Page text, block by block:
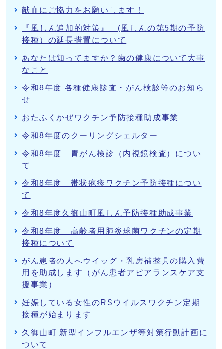
献血にご協力をお願いします！
『風しん追加的対策』 (風しんの第5期の予防
接種）の延長措置について
あなたは知ってますか？歯の健康について大事
なこと
令和8年度 各種健康診査・がん検診等のお知ら
せ
おたふくかぜワクチン予防接種助成事業
令和8年度のクーリングシェルター
令和8年度 胃がん検診（内視鏡検査）につい
て
令和8年度 帯状疱疹ワクチン予防接種につい
て
令和8年度久御山町風しん予防接種助成事業
令和8年度 高齢者用肺炎球菌ワクチンの定期
接種について
がん患者の人へウイッグ・乳房補整具の購入費
用を助成します（がん患者アピアランスケア支
援事業）
妊娠している女性のRSウイルスワクチン定期
接種が始まります
久御山町 新型インフルエンザ等対策行動計画に
ついて